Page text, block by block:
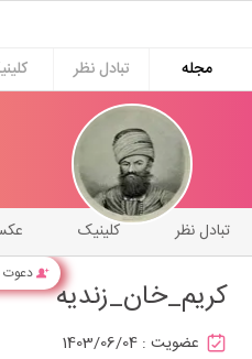
مجله
تبادل نظر
دعوت
کلینیک تبادل نظر
کریم_خان_زندیه
عضویت : 1403/06/04